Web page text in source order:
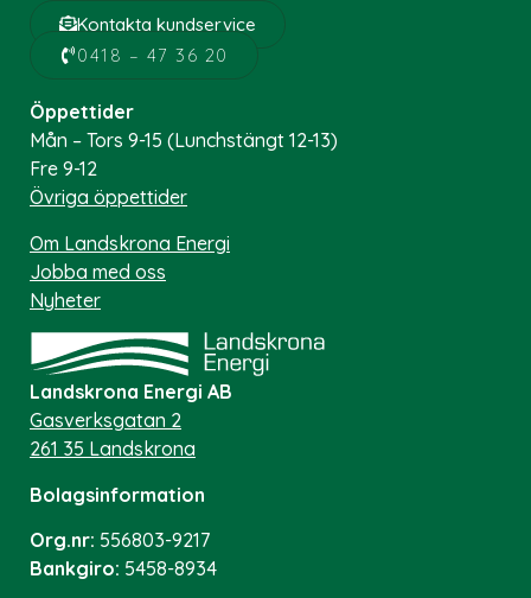
Kontakta kundservice
0418 – 47 36 20
Öppettider
Mån – Tors 9-15 (Lunchstängt 12-13)
Fre 9-12
Övriga öppettider
Om Landskrona Energi
Jobba med oss
Nyheter
Landskrona Energi AB
Gasverksgatan 2
261 35 Landskrona
Bolagsinformation
Org.nr: 556803-9217
Bankgiro: 5458-8934